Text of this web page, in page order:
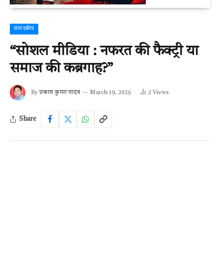
संपादकीय
“सोशल मीडिया : नफरत की फैक्ट्री या
समाज की कब्रगाह?”
By प्रकाश कुमार यादव March 19, 2025 2 Views
Share